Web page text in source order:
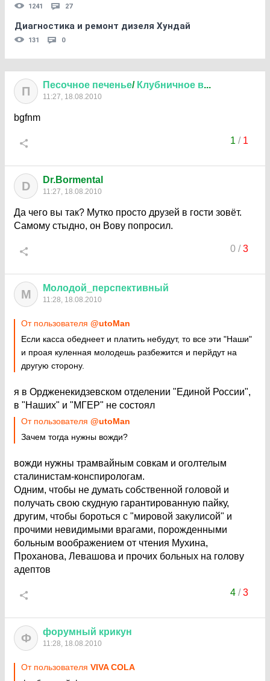
1241 27
Диагностика и ремонт дизеля Хундай
131 0
П Песочное печенье/ Клубничное в...
11:27, 18.08.2010
bgfnm
1 / 1
D Dr.Bormental
11:27, 18.08.2010
Да чего вы так? Мутко просто друзей в гости зовёт.
Самому стыдно, он Вову попросил.
0/3
М Молодой перспективный
11:28, 18.08.2010
От пользователя @utoMan
Если касса обеднеет и платить небудут, то все эти "Наши"
и проая куленная молодешь разбежится и перйдут на
другую сторону.
я в Ордженекидзевском отделении "Единой России",
в "Наших" и "МГЕР" не состоял
От пользователя @utoMan
Зачем тогда нужны вожди?
вожди нужны трамвайным совкам и оголтелым
сталинистам-конспирологам.
Одним, чтобы не думать собственной головой и
получать свою скудную гарантированную пайку,
другим, чтобы бороться с "мировой закулисой" и
прочими невидимыми врагами, порожденными
больным воображением от чтения Мухина,
Проханова, Левашова и прочих больных на голову
адептов
4/3
Ф форумный крикун
11:28, 18.08.2010
От пользователя VIVA COLA